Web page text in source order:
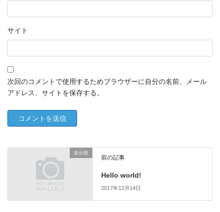
サイト
次回のコメントで使用するためブラウザーに自分の名前、メール
アドレス、サイトを保存する。
未分類
前の記事
Hello world!
2017年12月14日